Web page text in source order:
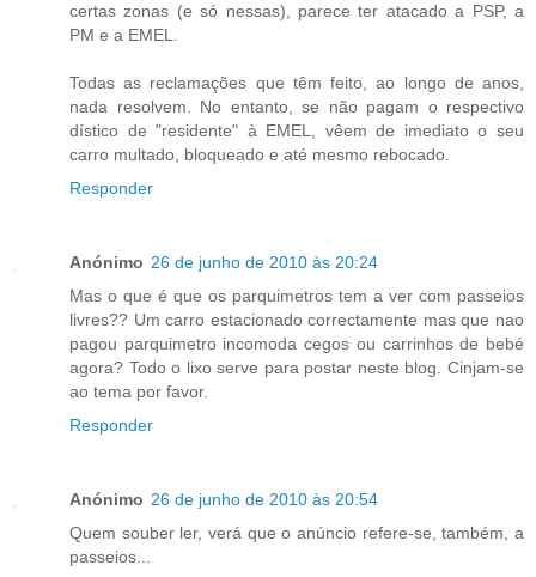
certas zonas (e só nessas), parece ter atacado a PSP, a
PM e a EMEL.
Todas as reclamações que têm feito, ao longo de anos,
nada resolvem. No entanto, se não pagam o respectivo
dístico de "residente" à EMEL, vêem de imediato o seu
carro multado, bloqueado e até mesmo rebocado.
Responder
Anónimo 26 de junho de 2010 às 20:24
Mas o que é que os parquimetros tem a ver com passeios
livres?? Um carro estacionado correctamente mas que nao
pagou parquimetro incomoda cegos ou carrinhos de bebé
agora? Todo o lixo serve para postar neste blog. Cinjam-se
ao tema por favor.
Responder
Anónimo 26 de junho de 2010 às 20:54
Quem souber ler, verá que o anúncio refere-se, também, a
passeios...